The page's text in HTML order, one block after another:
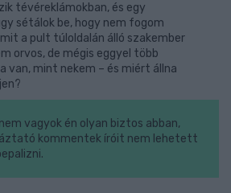
tévéreklámokban, és egy
sétálok be, hogy nem fogom
a pult túloldalán álló szakember
orvos, de mégis eggyel több
van, mint nekem – és miért állna
vagyok én olyan biztos abban,
kommentek íróit nem lehetett